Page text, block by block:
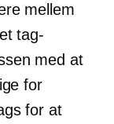
mellem
tag-
med at
for
for at